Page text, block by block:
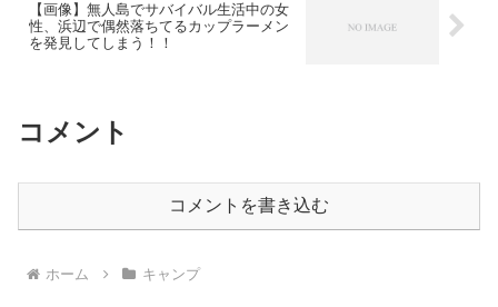
【画像】無人島でサバイバル生活中の女
性、浜辺で偶然落ちてるカップラーメン
を発見してしまう！！
コメント
コメントを書き込む
ホーム キャンプ